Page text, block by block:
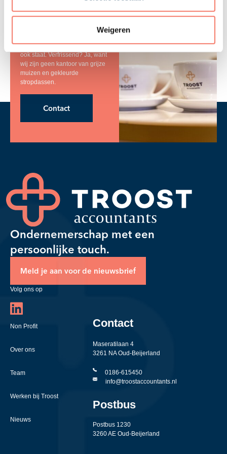
Weigeren
kennis maken?
Wij bedienen alle commerciële
mkb-ondernemingen met ons
concept. Waar je op dit moment
ook staat. Verfrissend? Ja, want
wij zijn geen kantoor van grijze
muizen en gekleurde
stropdassen.
Contact
Ondernemerschap met een
persoonlijke touch.
Meld je aan voor de nieuwsbrief
Volg ons op
Non Profit
Over ons
Team
Werken bij Troost
Nieuws
Contact
Maseratilaan 4
3261 NA Oud-Beijerland
0186-615450
info@troostaccountants.nl
Postbus
Postbus 1230
3260 AE Oud-Beijerland